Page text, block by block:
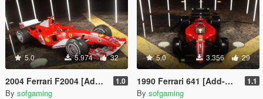
5.0 5.974 32
2004 Ferrari F2004 [Add-On] 1.0
By sofgaming
5.0 3.356 29
1990 Ferrari 641 [Add-On] 1.1
By sofgaming